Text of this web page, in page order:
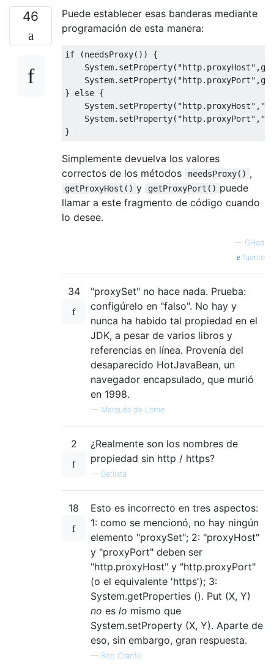
46
Puede establecer esas banderas mediante
programación de esta manera:
if (needsProxy())
{
System. setProperty( "http.proxyHost" ,
System. setProperty( "http.proxyPort" ,
}
else {
System. setProperty( "http.proxyHost" , ""
System. setProperty( "http.proxyPort" , ""
}
Simplemente devuelva los valores
correctos de los métodos
needsProxy() ,
getProxyHost() y getProxyPort() puede
llamar a este fragmento de código cuando
lo desee.
— GHad
fuente
34
"proxySet" no hace nada. Prueba:
configúrelo en "falso". No hay y
nunca ha habido tal propiedad en el
JDK, a pesar de varios libros y
referencias en línea. Provenía del
desaparecido HotJavaBean, un
navegador encapsulado, que murió
en 1998.
— Marqués de Lorne
2
¿Realmente son los nombres de
propiedad sin http / https?
— Betlista
18
Esto es incorrecto en tres aspectos:
1: como se mencionó, no hay ningún
elemento "proxySet"; 2: "proxyHost"
y "proxyPort" deben ser
"http.proxyHost" y "http.proxyPort"
(o el equivalente 'https'); 3:
System.getProperties (). Put (X, Y)
no es lo mismo que
System.setProperty (X, Y). Aparte de
eso, sin embargo, gran respuesta.
— Rob Cranfill